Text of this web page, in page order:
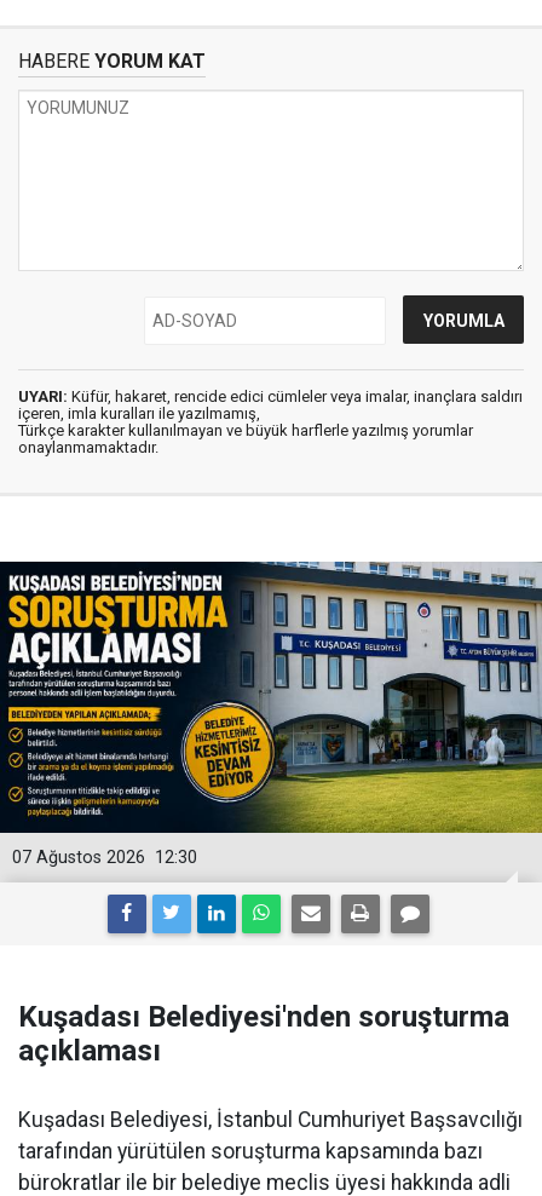
HABERE YORUM KAT
UYARI: Küfür, hakaret, rencide edici cümleler veya imalar, inançlara saldırı
içeren, imla kuralları ile yazılmamış,
Türkçe karakter kullanılmayan ve büyük harflerle yazılmış yorumlar
onaylanmamaktadır.
12:30
07 Ağustos 2026
Kuşadası Belediyesi'nden soruşturma
açıklaması
Kuşadası Belediyesi, İstanbul Cumhuriyet Başsavcılığı
tarafından yürütülen soruşturma kapsamında bazı
bürokratlar ile bir belediye meclis üyesi hakkında adli